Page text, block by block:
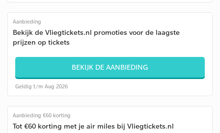
Aanbieding
Bekijk de Vliegtickets.nl promoties voor de laagste
prijzen op tickets
BEKIJK DE AANBIEDING
Geldig t/m Aug 2026
Aanbieding €60 korting
Tot €60 korting met je air miles bij Vliegtickets.nl